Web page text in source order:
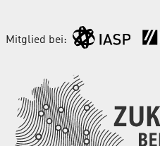
Mitglied bei: